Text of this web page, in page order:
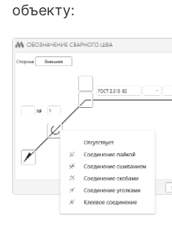
объекту: